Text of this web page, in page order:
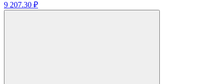
9 207.30 ₽